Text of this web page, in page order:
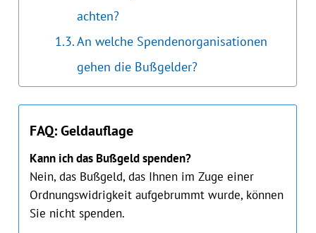
achten?
An welche Spendenorganisationen
gehen die Bußgelder?
FAQ: Geldauflage
Kann ich das Bußgeld spenden?
Nein, das Bußgeld, das Ihnen im Zuge einer
Ordnungswidrigkeit aufgebrummt wurde, können
Sie nicht spenden.